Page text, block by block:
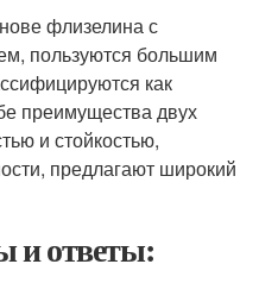
флизелина с
пользуются большим
как
преимущества двух
и стойкостью,
предлагают широкий
и ответы: